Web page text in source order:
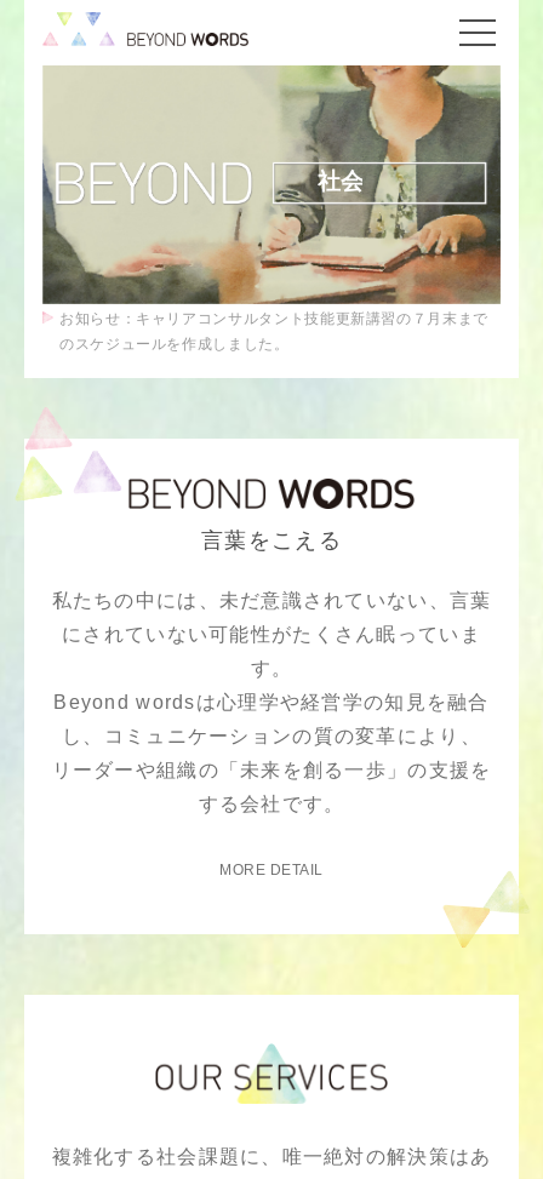
社会課題
お知らせ：キャリアコンサルタント技能更新講習の７月末まで
のスケジュールを作成しました。
言葉をこえる
私たちの中には、未だ意識されていない、言葉
にされていない可能性がたくさん眠っていま
す。
Beyond wordsは心理学や経営学の知見を融合
し、コミュニケーションの質の変革により、
リーダーや組織の「未来を創る一歩」の支援を
する会社です。
MORE DETAIL
複雑化する社会課題に、唯一絶対の解決策はあ